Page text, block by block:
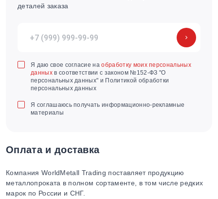
деталей заказа
Я даю свое согласие наобработку моих персональных
данныхв соответствии с законом №152-ФЗ "О
персональных данных" и Политикой обработки
персональных данных
Я соглашаюсь получать информационно-рекламные
материалы
Оплата и доставка
Компания WorldMetall Trading поставляет продукцию
металлопроката в полном сортаменте, в том числе редких
марок по России и СНГ.